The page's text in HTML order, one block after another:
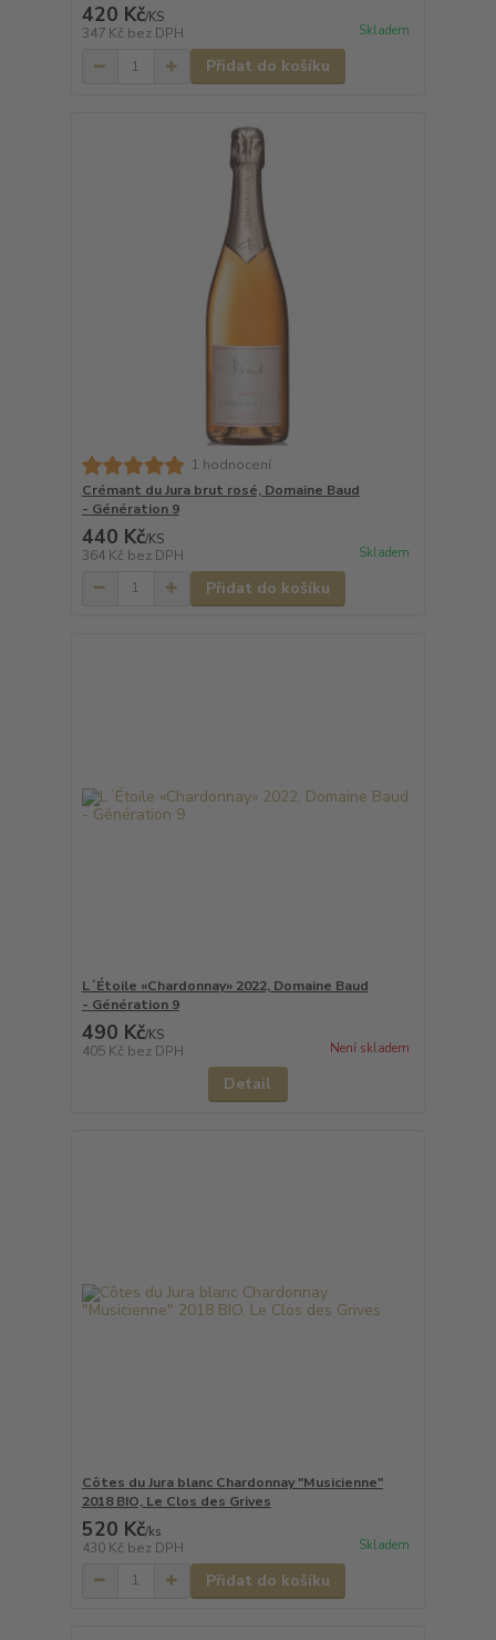
420 Kč/KS
347 Kč bez DPH Skladem
Přidat do košíku
1 hodnocení
Crémant du Jura brut rosé, Domaine Baud
- Génération 9
440 Kč/KS
364 Kč bez DPH Skladem
Přidat do košíku
L´Étoile «Chardonnay» 2022, Domaine Baud
- Génération 9
490 Kč/KS
405 Kč bez DPH Není skladem
Detail
Côtes du Jura blanc Chardonnay "Musicienne"
2018 BIO, Le Clos des Grives
520 Kč/ks
430 Kč bez DPH Skladem
Přidat do košíku